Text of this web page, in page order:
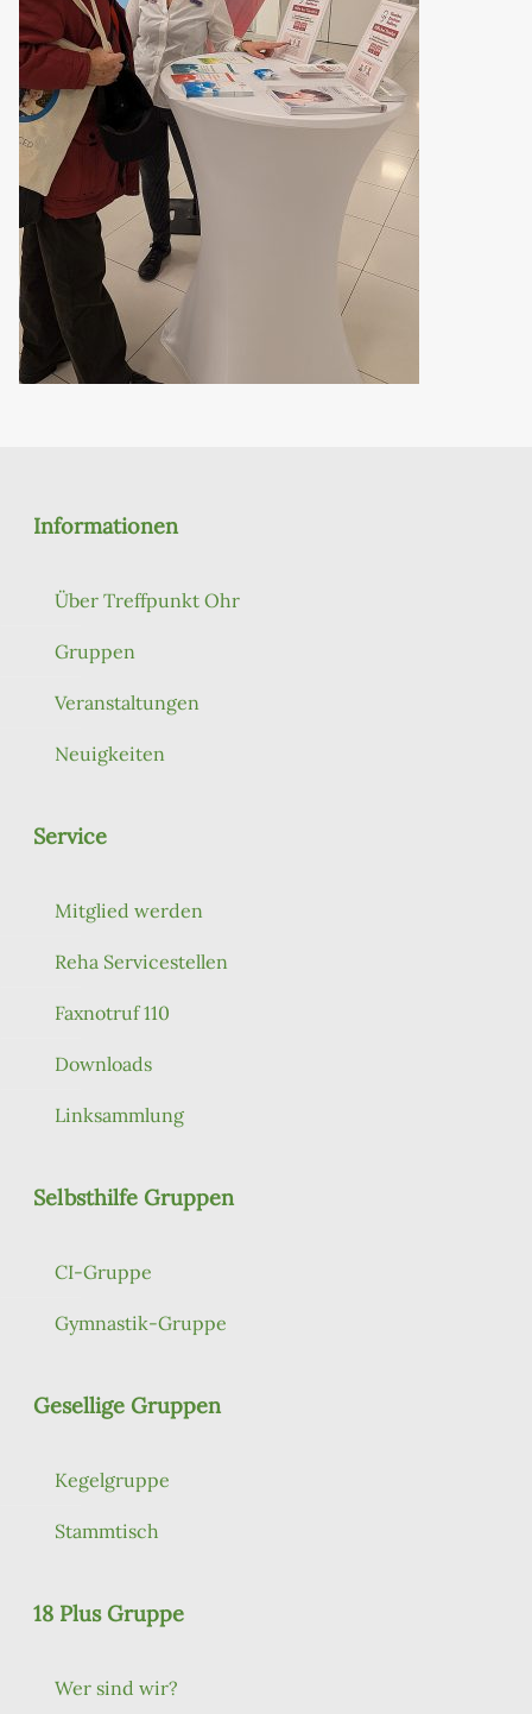
Informationen
Über Treffpunkt Ohr
Gruppen
Veranstaltungen
Neuigkeiten
Service
Mitglied werden
Reha Servicestellen
Faxnotruf 110
Downloads
Linksammlung
Selbsthilfe Gruppen
CI-Gruppe
Gymnastik-Gruppe
Gesellige Gruppen
Kegelgruppe
Stammtisch
18 Plus Gruppe
Wer sind wir?